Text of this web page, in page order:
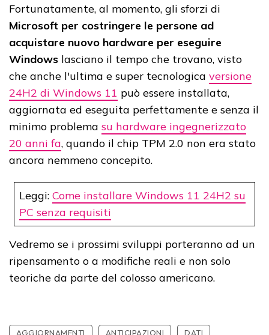
Fortunatamente, al momento, gli sforzi di
Microsoft per costringere le persone ad
acquistare nuovo hardware per eseguire
Windows lasciano il tempo che trovano, visto
che anche l'ultima e super tecnologica versione
24H2 di Windows 11 può essere installata,
aggiornata ed eseguita perfettamente e senza il
minimo problema su hardware ingegnerizzato
20 anni fa, quando il chip TPM 2.0 non era stato
ancora nemmeno concepito.
Leggi: Come installare Windows 11 24H2 su
PC senza requisiti
Vedremo se i prossimi sviluppi porteranno ad un
ripensamento o a modifiche reali e non solo
teoriche da parte del colosso americano.
AGGIORNAMENTI ANTICIPAZIONI
DATI